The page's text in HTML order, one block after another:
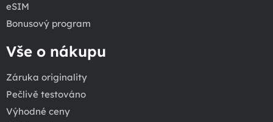
eSIM
Bonusový program
Vše o nákupu
Záruka originality
Pečlivě testováno
Výhodné ceny